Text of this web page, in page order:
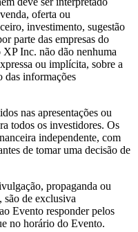
oferta ou
investimento, sugestão
parte das empresas do
Inc. não dão nenhuma
ou implícita, sobre a
das informações
nas apresentações ou
todos os investidores. Os
independente, com
de tomar uma decisão de
propaganda ou
são de exclusiva
Evento responder pelos
no horário do Evento.